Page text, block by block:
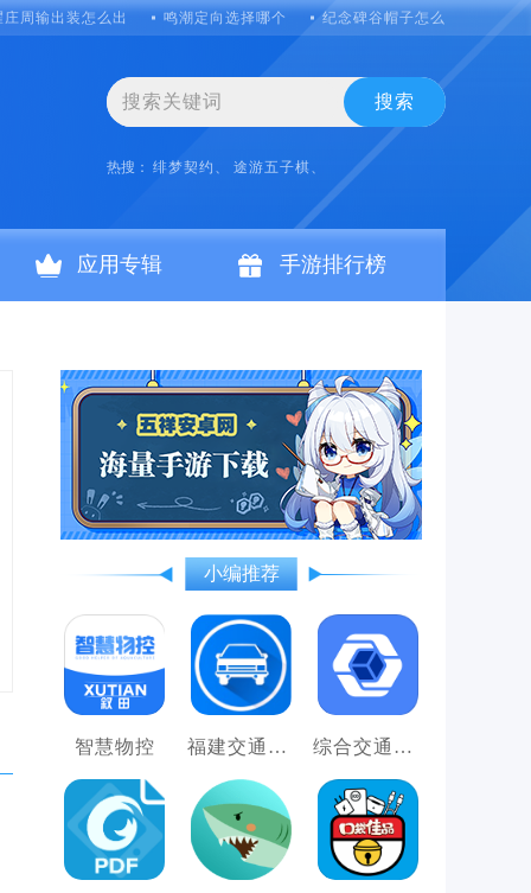
周输出装怎么出 鸣潮定向选择哪个 纪念碑谷帽子怎么打 攻
搜索
热搜： 绯梦契约、 途游五子棋、
应用专辑 手游排行榜
小编推荐
智慧物控 福建交通罚没 综合交通工程建设全过程管理系统